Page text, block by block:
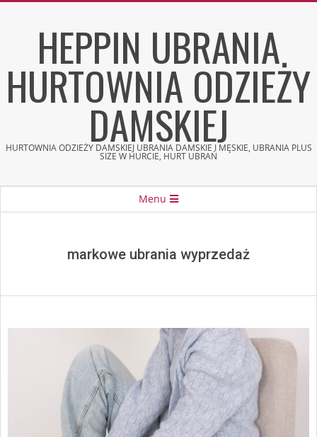
HEPPIN UBRANIA
HURTOWNIA ODZIEŻY
DAMSKIEJ
HURTOWNIA ODZIEŻY DAMSKIEJ UBRANIA DAMSKIE I MĘSKIE, UBRANIA PLUS
SIZE W HURCIE, HURT UBRAŃ
Menu
markowe ubrania wyprzedaż